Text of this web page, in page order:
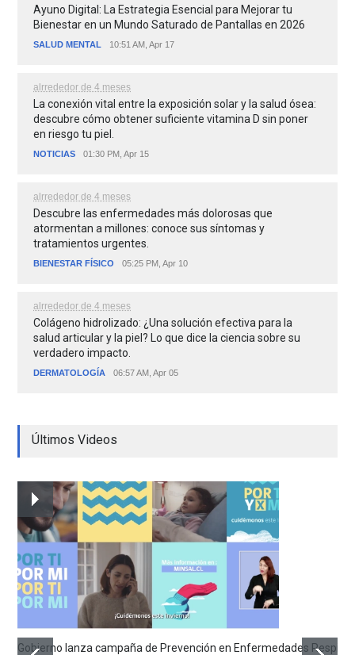
Ayuno Digital: La Estrategia Esencial para Mejorar tu
Bienestar en un Mundo Saturado de Pantallas en 2026
SALUD MENTAL 10:51 AM, Apr 17
alrrededor de 4 meses
La conexión vital entre la exposición solar y la salud ósea:
descubre cómo obtener suficiente vitamina D sin poner
en riesgo tu piel.
NOTICIAS 01:30 PM, Apr 15
alrrededor de 4 meses
Descubre las enfermedades más dolorosas que
atormentan a millones: conoce sus síntomas y
tratamientos urgentes.
BIENESTAR FÍSICO 05:25 PM, Apr 10
alrrededor de 4 meses
Colágeno hidrolizado: ¿Una solución efectiva para la
salud articular y la piel? Lo que dice la ciencia sobre su
verdadero impacto.
DERMATOLOGÍA 06:57 AM, Apr 05
Últimos Videos
Gobierno lanza campaña de Prevención en Enfermedades